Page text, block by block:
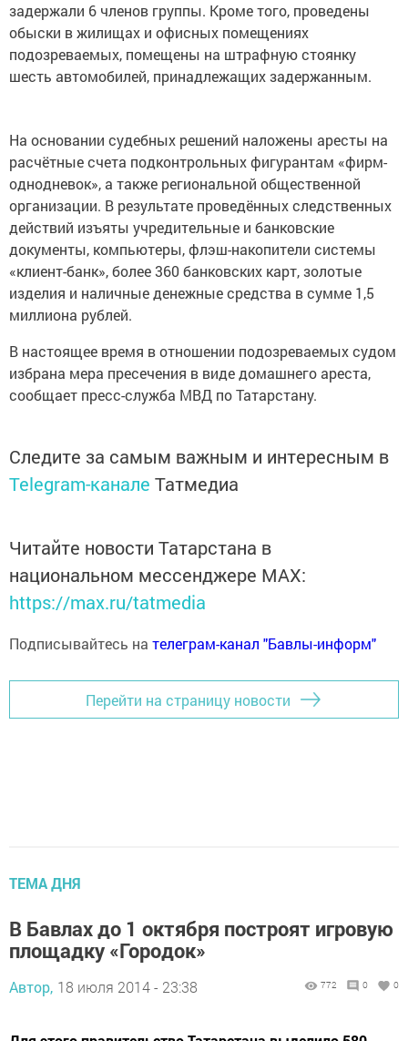
задержали 6 членов группы. Кроме того, проведены
обыски в жилищах и офисных помещениях
подозреваемых, помещены на штрафную стоянку
шесть автомобилей, принадлежащих задержанным.
На основании судебных решений наложены аресты на
расчётные счета подконтрольных фигурантам «фирм-
однодневок», а также региональной общественной
организации. В результате проведённых следственных
действий изъяты учредительные и банковские
документы, компьютеры, флэш-накопители системы
«клиент-банк», более 360 банковских карт, золотые
изделия и наличные денежные средства в сумме 1,5
миллиона рублей.
В настоящее время в отношении подозреваемых судом
избрана мера пресечения в виде домашнего ареста,
сообщает пресс-служба МВД по Татарстану.
Следите за самым важным и интересным в
Telegram-канале Татмедиа
Читайте новости Татарстана в
национальном мессенджере MАХ:
https://max.ru/tatmedia
Подписывайтесь на телеграм-канал "Бавлы-информ"
Перейти на страницу новости
ТЕМА ДНЯ
В Бавлах до 1 октября построят игровую
площадку «Городок»
Автор, 18 июля 2014 - 23:38 772 0 0